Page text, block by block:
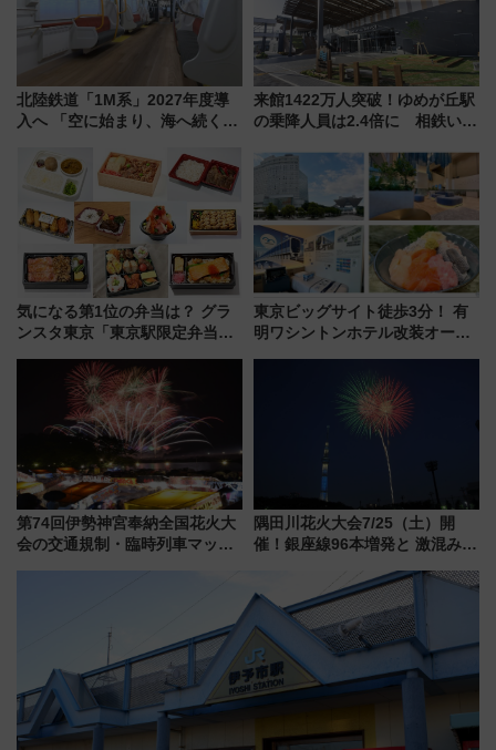
北陸鉄道「1M系」2027年度導
入へ 「空に始まり、海へ続く」
神秘的なデザイン
来館1422万人突破！ゆめが丘駅
の乗降人員は2.4倍に 相鉄いず
年祭にそうにゃん＆DB.スター
マンが登場
気になる第1位の弁当は？ グラ
ンスタ東京「東京駅限定弁当
東京ビッグサイト徒歩3分！ 有
明ワシントンホテル改装オープ
客室」や海鮮丼が人気の朝食ビ
ュッフェを現地レポ
第74回伊勢神宮奉納全国花火大
会の交通規制・臨時列車マッ
隅田川花火大会7/25（土）開
催！銀座線96本増発と 激混みの
アクセス攻略法、2万発の花火が
都心の夜に！